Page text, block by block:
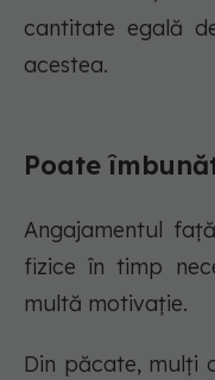
cantitate egală
acestea.
Poate
Angajamentul
fizice în timp
multă motivație.
Din păcate, mulți